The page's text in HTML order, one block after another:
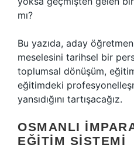
mı?
Bu yazıda, aday
meselesini tarihsel bir
toplumsal dönüşüm,
eğitimdeki
yansıdığını tartışacağız.
OSMANLI
EĞITIM SISTEMI